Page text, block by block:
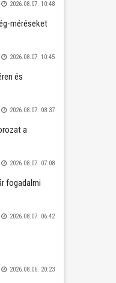
2026.08.07. 10:48
méréseket
2026.08.07. 10:45
és
2026.08.07. 08:37
a
2026.08.07. 07:08
fogadalmi
2026.08.07. 06:42
2026.08.06. 20:23